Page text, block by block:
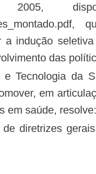
indução
das
em
em saúde, resolve: